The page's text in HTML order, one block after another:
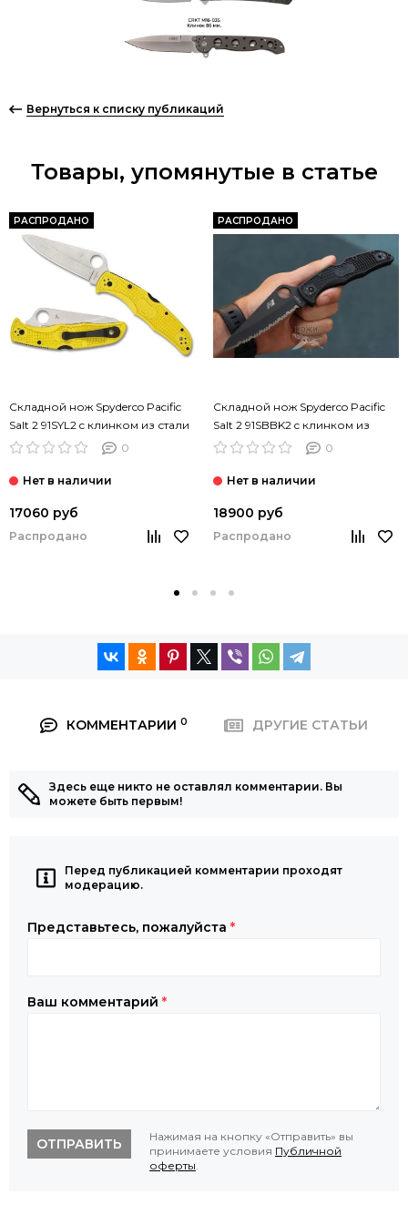
Вернуться к списку публикаций
Товары, упомянутые в статье
РАСПРОДАНО
Складной нож Spyderco Pacific
Salt 2 91SYL2 c клинком из стали
H1, рукоять G10
0
17060 руб
Распродано
РАСПРОДАНО
Складной нож Spyderco Pacific
Salt 2 91SBBK2 c клинком из
стали H1, рукоять FRN
0
18900 руб
Распродано
КОММЕНТАРИИ 0 ДРУГИЕ СТАТЬИ
Здесь еще никто не оставлял комментарии. Вы
можете быть первым!
Перед публикацией комментарии проходят
модерацию.
Представьтесь, пожалуйста *
Ваш комментарий *
ОТПРАВИТЬ
Нажимая на кнопку «Отправить» вы
принимаете условия Публичной
оферты.